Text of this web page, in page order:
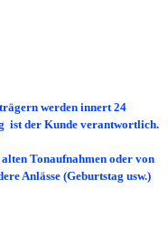
werden innert 24
ist der Kunde verantwortlich.
Tonaufnahmen oder von
Anlässe (Geburtstag usw.)